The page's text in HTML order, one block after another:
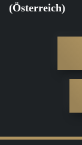
(Österreich)